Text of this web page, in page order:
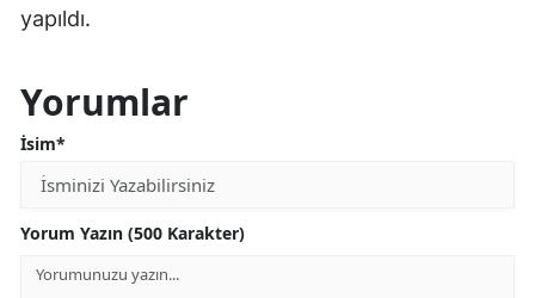
yapıldı.
Yorumlar
İsim*
Yorum Yazın (500 Karakter)